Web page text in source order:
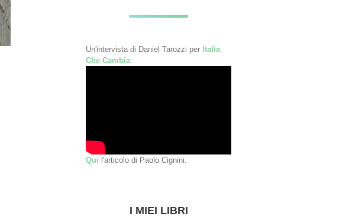
Un'intervista di Daniel Tarozzi per Italia
Che Cambia:
Qui l'articolo di Paolo Cignini.
I MIEI LIBRI